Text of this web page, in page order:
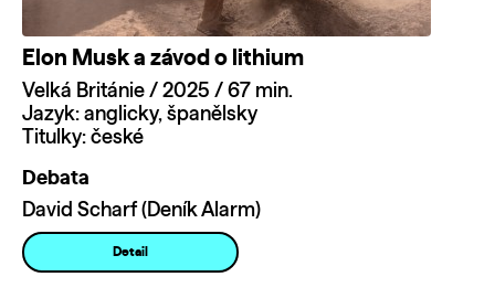
Elon Musk a závod o lithium
Velká Británie / 2025 / 67 min.
Jazyk: anglicky, španělsky
Titulky: české
Debata
David Scharf (Deník Alarm)
Detail